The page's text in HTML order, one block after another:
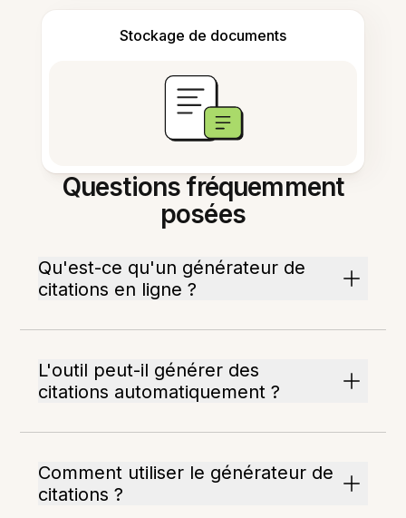
Stockage de documents
Questions fréquemment
posées
Qu'est-ce qu'un générateur de
citations en ligne ?
L'outil peut-il générer des
citations automatiquement ?
Comment utiliser le générateur de
citations ?